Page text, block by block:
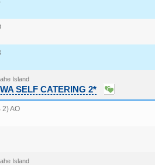
Island
SELF CATERING 2*
2) AO
Island